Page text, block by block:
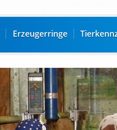
Erzeugerringe